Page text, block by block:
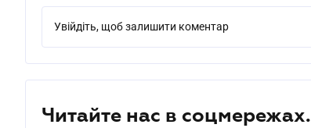
Увійдіть, щоб залишити коментар
Читайте нас в соцмережах.